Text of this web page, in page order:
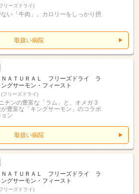
リーズドライ)
ない「牛肉」。カロリーをしっかり摂
取扱い病院
ＡＴＵＲＡＬ フリーズドライ ラ
グサーモン・フィースト
リーズドライ)
チンの豊富な「ラム」と、オメガ 3
が豊富な「キングサーモン」のコラボ
ン
取扱い病院
ＡＴＵＲＡＬ フリーズドライ ラ
グサーモン・フィースト
リーズドライ)